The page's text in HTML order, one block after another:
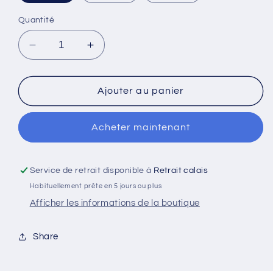
Quantité
Réduire
la
quantité
Badge
-
Augmenter
la
quantité
de
Badge
mm
-
Ajouter au panier
Acheter maintenant
Service de retrait disponible à Retrait calais
Habituellement prête en 5 jours ou plus
Afficher les informations de la boutique
Share